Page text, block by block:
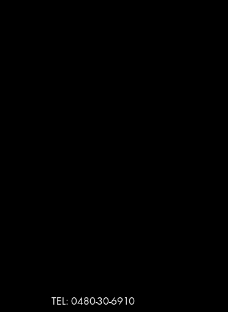
TEL: 0480-30-6910